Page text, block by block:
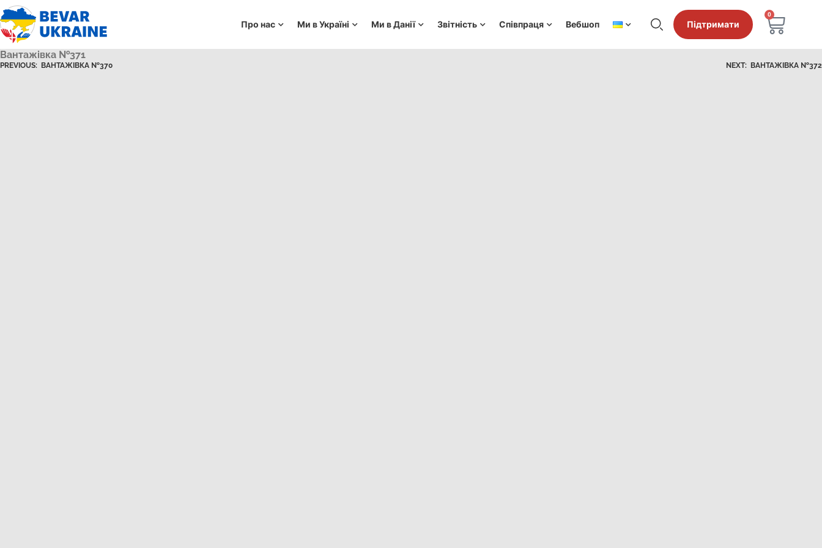
Про нас Ми в Україні Ми в Данії Звітність Співпраця Вебшоп Підтримати
0
Вантажівка №371
PREVIOUS: ВАНТАЖІВКА №370 NEXT: ВАНТАЖІВКА №372